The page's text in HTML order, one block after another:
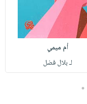
أم ميمي
لـ بلال فضل
5